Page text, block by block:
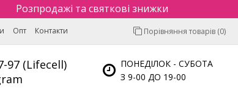
Розпродажі та святкові знижки
Опт Контакти Порівняння товарів (0)
97 (Lifecell)
ПОНЕДІЛОК - СУБОТА
З 9-00 ДО 19-00